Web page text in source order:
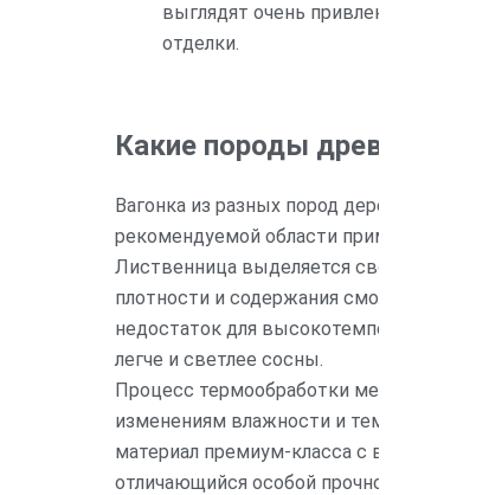
выглядят очень привлекательно и
отделки.
Какие породы древесины
Вагонка из разных пород дерева
рекомендуемой области применения.
Лиственница выделяется своей
плотности и содержания смол. Сосна и
недостаток для высокотемпературных
легче и светлее сосны.
Процесс термообработки меняет
изменениям влажности и температуры,
материал премиум-класса с
отличающийся особой прочностью и